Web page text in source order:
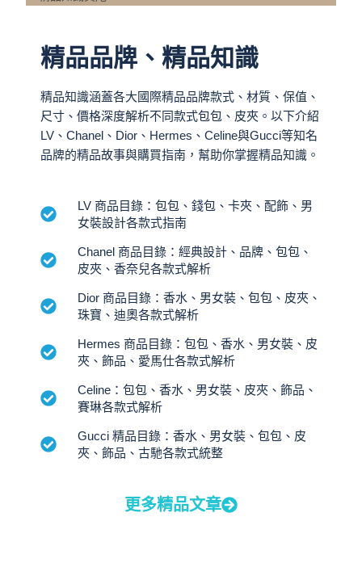
精品品牌、精品知識
精品知識涵蓋各大國際精品品牌款式、材質、保值、
尺寸、價格深度解析不同款式包包、皮夾。以下介紹
LV、Chanel、Dior、Hermes、Celine與Gucci等知名
品牌的精品故事與購買指南，幫助你掌握精品知識。
LV 商品目錄：包包、錢包、卡夾、配飾、男
女裝設計各款式指南
Chanel 商品目錄：經典設計、品牌、包包、
皮夾、香奈兒各款式解析
Dior 商品目錄：香水、男女裝、包包、皮夾、
珠寶、迪奧各款式解析
Hermes 商品目錄：包包、香水、男女裝、皮
夾、飾品、愛馬仕各款式解析
Celine：包包、香水、男女裝、皮夾、飾品、
賽琳各款式解析
Gucci 精品目錄：香水、男女裝、包包、皮
夾、飾品、古馳各款式統整
更多精品文章